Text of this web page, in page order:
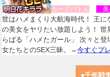
カードバトル 美
世はハメまくり大航海時代！ 王に
の美女をヤリたい放題しよう！ 世
らばる「ハメたガール」 次々と登
女たちとのSEX三昧。→今すぐプ
●千年戦